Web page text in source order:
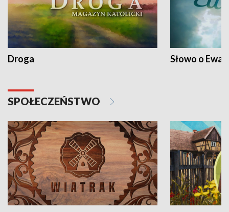
Droga Słowo o
SPOŁECZEŃSTWO